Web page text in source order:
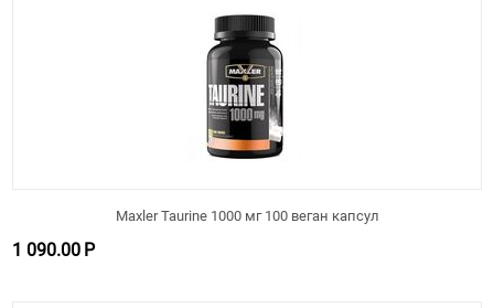
Maxler Taurine 1000 мг 100 веган капсул
1 090.00 Р